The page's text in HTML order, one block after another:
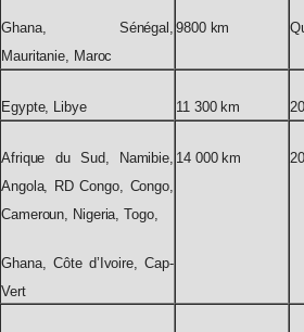
Ghana, Sénégal,
Mauritanie, Maroc
9800 km
Egypte, Libye 11 300 km
Afrique du Sud, Namibie,
Angola, RD Congo, Congo,
Cameroun, Nigeria, Togo,
Ghana, Côte d’Ivoire, Cap-
Vert
14 000 km